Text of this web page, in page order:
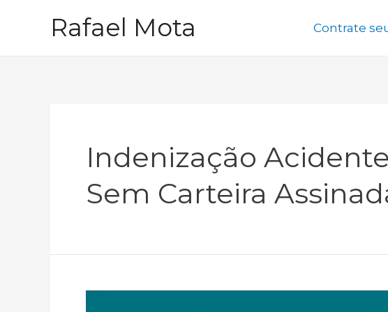
Rafael Mota Contrate
Indenização
Sem Carteira